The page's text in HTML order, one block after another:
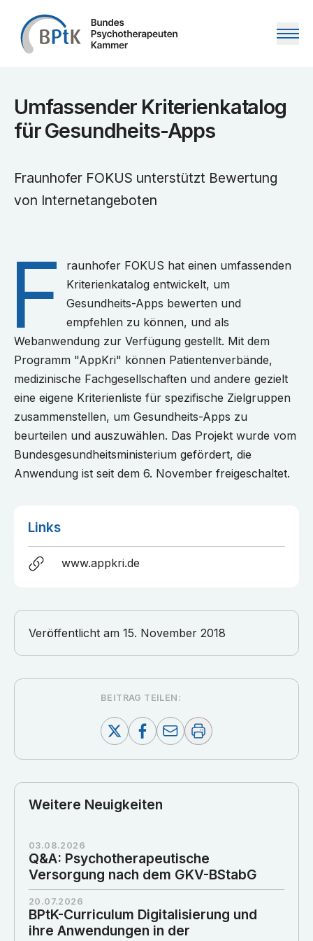
Zum Inhalt springen
Umfassender Kriterienkatalog
für Gesundheits-Apps
Fraunhofer FOKUS unterstützt Bewertung
von Internetangeboten
F
raunhofer FOKUS hat einen umfassenden
Kriterienkatalog entwickelt, um
Gesundheits-Apps bewerten und
empfehlen zu können, und als
Webanwendung zur Verfügung gestellt. Mit dem
Programm "AppKri" können Patientenverbände,
medizinische Fachgesellschaften und andere gezielt
eine eigene Kriterienliste für spezifische Zielgruppen
zusammenstellen, um Gesundheits-Apps zu
beurteilen und auszuwählen. Das Projekt wurde vom
Bundesgesundheitsministerium gefördert, die
Anwendung ist seit dem 6. November freigeschaltet.
Links
www.appkri.de
Veröffentlicht am 15. November 2018
BEITRAG TEILEN:
Weitere Neuigkeiten
03.08.2026
Q&A: Psychotherapeutische
Versorgung nach dem GKV-BStabG
20.07.2026
BPtK-Curriculum Digitalisierung und
ihre Anwendungen in der